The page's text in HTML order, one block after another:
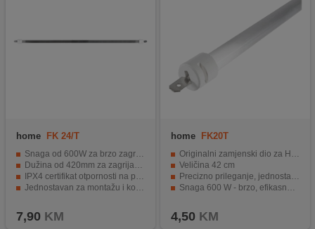
home FK 24/T
Snaga od 600W za brzo zagrijavanje prostorije
Dužina od 420mm za zagrijavanje većih prostorija
IPX4 certifikat otpornosti na prskanje vodom
Jednostavan za montažu i korištenje
7,90 KM
home FK20T
Originalni zamjenski dio za HOME FK20 radijator
Veličina 42 cm
Precizno prileganje, jednostavna instalacija
Snaga 600 W - brzo, efikasno oslobađanje topline
4,50 KM